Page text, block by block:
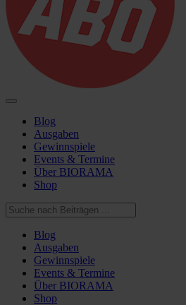
Blog
Ausgaben
Gewinnspiele
Events & Termine
Über BIORAMA
Shop
Blog
Ausgaben
Gewinnspiele
Events & Termine
Über BIORAMA
Shop